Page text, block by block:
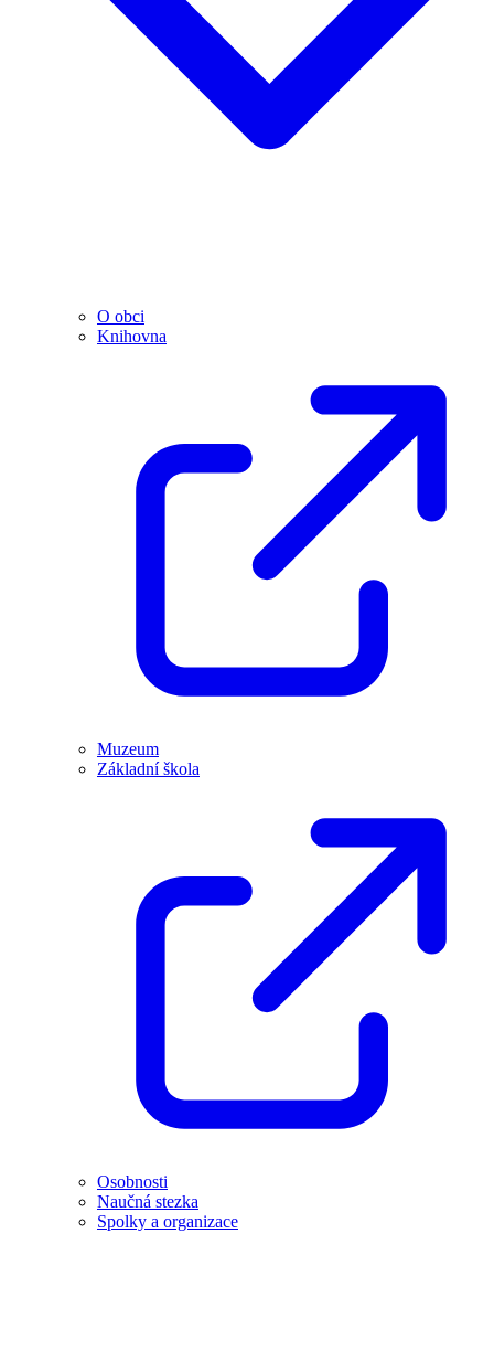
O obci
Knihovna
Muzeum
Základní škola
Osobnosti
Naučná stezka
Spolky a organizace